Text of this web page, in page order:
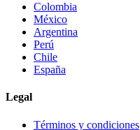
Colombia
México
Argentina
Perú
Chile
España
Legal
Términos y condiciones